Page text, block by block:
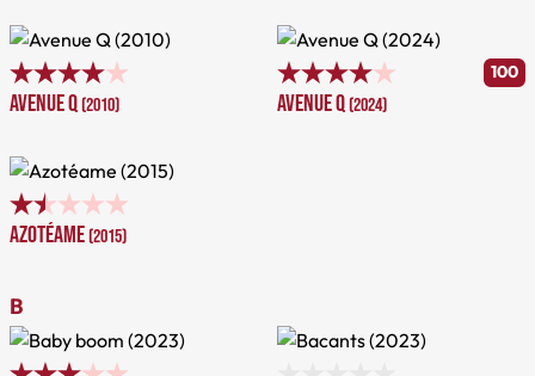
Avenue Q(2010)
100
Avenue Q(2024)
Azotéame(2015)
B